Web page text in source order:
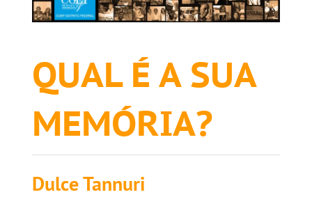
QUAL É A SUA
MEMÓRIA?
Dulce Tannuri